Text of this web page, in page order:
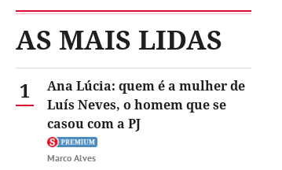
AS MAIS LIDAS
1
Ana Lúcia: quem é a mulher de
Luís Neves, o homem que se
casou com a PJ
Marco Alves